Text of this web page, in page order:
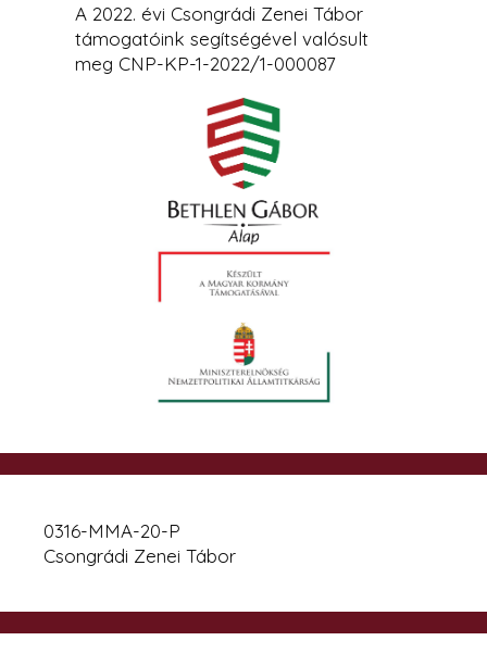
A 2022. évi Csongrádi Zenei Tábor
támogatóink segítségével valósult
meg CNP-KP-1-2022/1-000087
0316-MMA-20-P
Csongrádi Zenei Tábor